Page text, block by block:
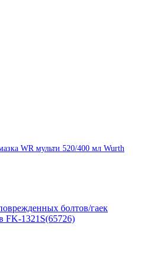
WR мульти 520/400 мл Wurth